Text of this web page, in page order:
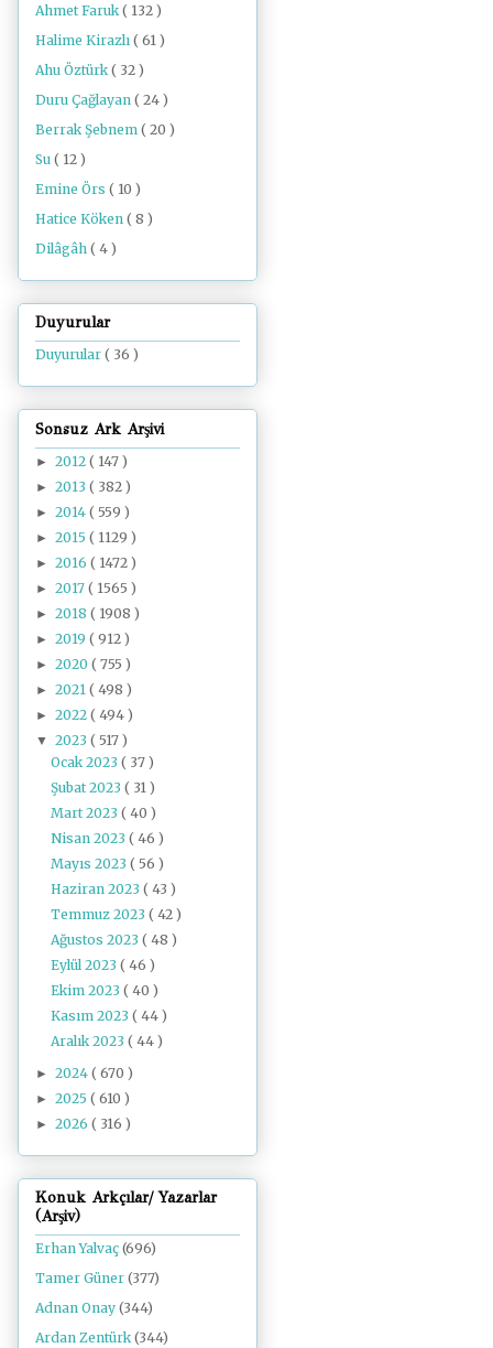
Ahmet Faruk ( 132 )
Halime Kirazlı ( 61 )
Ahu Öztürk ( 32 )
Duru Çağlayan ( 24 )
Berrak Şebnem ( 20 )
Su ( 12 )
Emine Örs ( 10 )
Hatice Köken ( 8 )
Dilâgâh ( 4 )
Duyurular
Duyurular ( 36 )
Sonsuz Ark Arşivi
► 2012 ( 147 )
► 2013 ( 382 )
► 2014 ( 559 )
► 2015 ( 1129 )
► 2016 ( 1472 )
► 2017 ( 1565 )
► 2018 ( 1908 )
► 2019 ( 912 )
► 2020 ( 755 )
► 2021 ( 498 )
► 2022 ( 494 )
▼ 2023 ( 517 )
Ocak 2023( 37 )
Şubat 2023( 31 )
Mart 2023( 40 )
Nisan 2023( 46 )
Mayıs 2023( 56 )
Haziran 2023( 43 )
Temmuz 2023( 42 )
Ağustos 2023( 48 )
Eylül 2023( 46 )
Ekim 2023( 40 )
Kasım 2023( 44 )
Aralık 2023( 44 )
► 2024 ( 670 )
► 2025 ( 610 )
► 2026 ( 316 )
Konuk Arkçılar/ Yazarlar
(Arşiv)
Erhan Yalvaç (696)
Tamer Güner (377)
Adnan Onay (344)
Ardan Zentürk (344)